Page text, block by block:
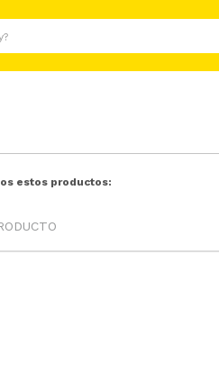
estos productos: